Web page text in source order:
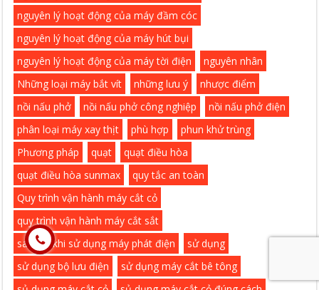
nguyên lý hoạt động của máy đầm cóc
nguyên lý hoạt động của máy hút bụi
nguyên lý hoạt động của máy tời điện
nguyên nhân
Những loại máy bắt vít
những lưu ý
nhược điểm
nồi nấu phở
nồi nấu phở công nghiệp
nồi nấu phở điện
phân loại máy xay thịt
phù hợp
phun khử trùng
Phương pháp
quạt
quạt điều hòa
quạt điều hòa sunmax
quy tắc an toàn
Quy trình vận hành máy cắt cỏ
quy trình vận hành máy cắt sắt
sai lầm khi sử dụng máy phát điện
sử dụng
sử dụng bộ lưu điện
sử dụng máy cắt bê tông